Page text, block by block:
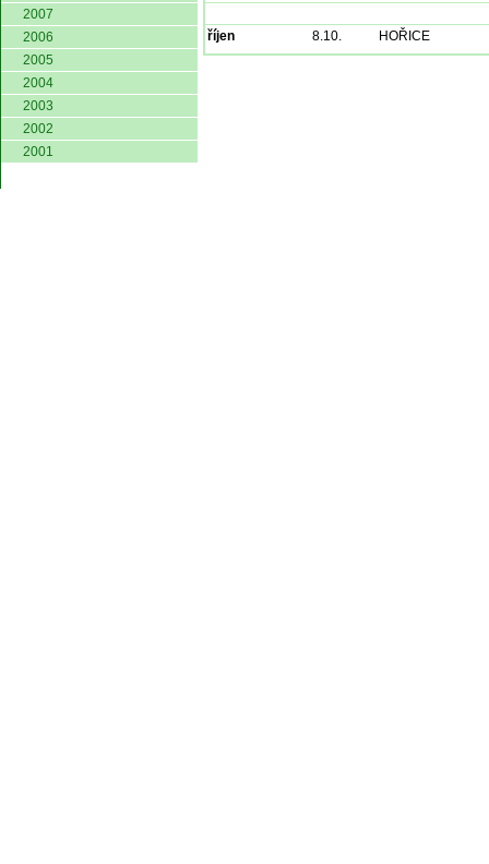
2007
2006
2005
2004
2003
2002
2001
říjen 8.10. HOŘICE